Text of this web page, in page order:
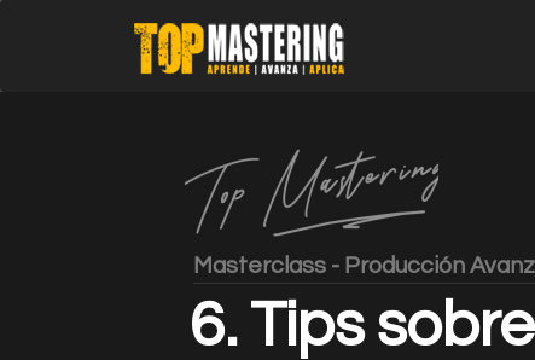
Masterclass - Producción
6. Tips